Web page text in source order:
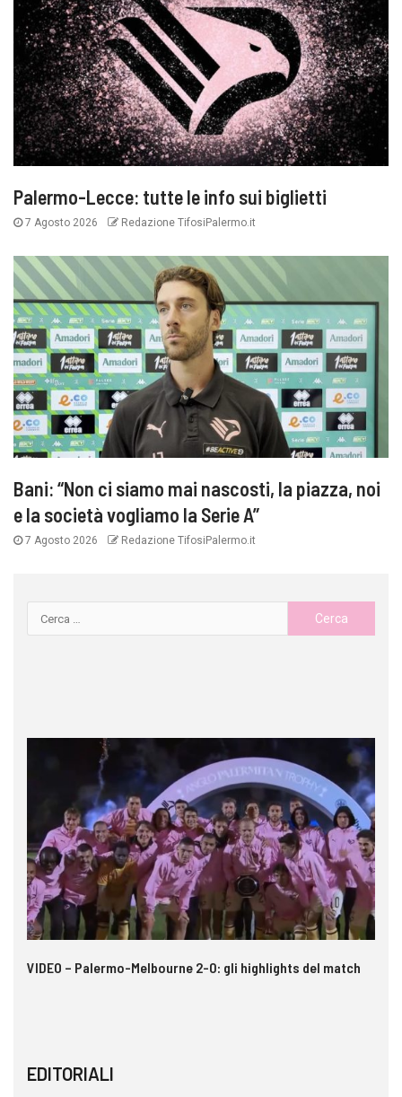
Palermo-Lecce: tutte le info sui biglietti
7 Agosto 2026 Redazione TifosiPalermo.it
Bani: “Non ci siamo mai nascosti, la piazza, noi
e la società vogliamo la Serie A”
7 Agosto 2026 Redazione TifosiPalermo.it
VIDEO – Palermo-Melbourne 2-0: gli highlights del match
EDITORIALI